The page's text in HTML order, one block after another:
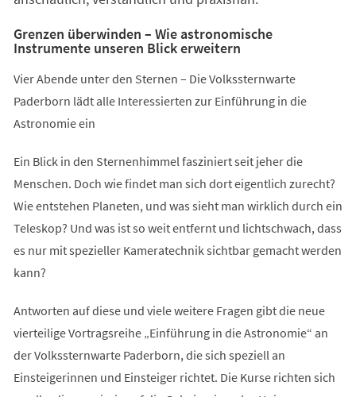
Grenzen überwinden – Wie astronomische
Instrumente unseren Blick erweitern
Vier Abende unter den Sternen – Die Volkssternwarte
Paderborn lädt alle Interessierten zur Einführung in die
Astronomie ein
Ein Blick in den Sternenhimmel fasziniert seit jeher die
Menschen. Doch wie findet man sich dort eigentlich zurecht?
Wie entstehen Planeten, und was sieht man wirklich durch ein
Teleskop? Und was ist so weit entfernt und lichtschwach, dass
es nur mit spezieller Kameratechnik sichtbar gemacht werden
kann?
Antworten auf diese und viele weitere Fragen gibt die neue
vierteilige Vortragsreihe „Einführung in die Astronomie“ an
der Volkssternwarte Paderborn, die sich speziell an
Einsteigerinnen und Einsteiger richtet. Die Kurse richten sich